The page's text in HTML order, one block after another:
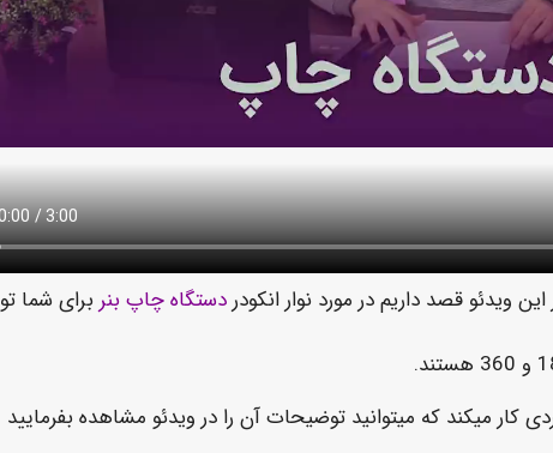
دستگاه چاپ بنر برای شما
کار میکند که میتوانید توضیحات آن را در ویدئو مشاهده بفرمایید